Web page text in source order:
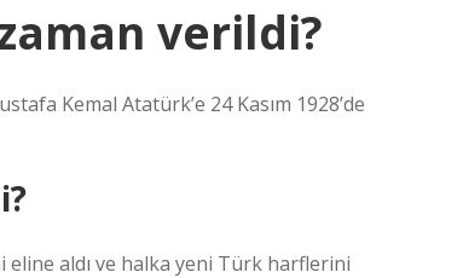
verildi?
Kemal Atatürk’e 24 Kasım 1928’de
eline aldı ve halka yeni Türk harflerini